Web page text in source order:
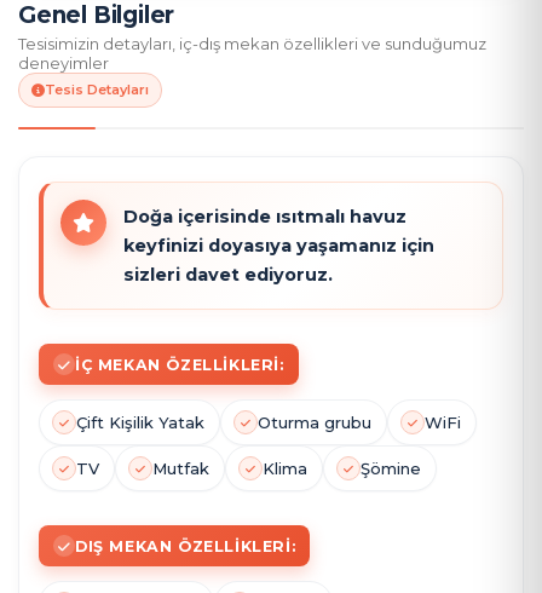
Genel Bilgiler
Tesisimizin detayları, iç-dış mekan özellikleri ve sunduğumuz
deneyimler
Tesis Detayları
Doğa içerisinde ısıtmalı havuz
keyfinizi doyasıya yaşamanız için
sizleri davet ediyoruz.
İÇ MEKAN ÖZELLIKLERI:
Çift Kişilik Yatak Oturma grubu WiFi
TV Mutfak Klima Şömine
DIŞ MEKAN ÖZELLIKLERI: